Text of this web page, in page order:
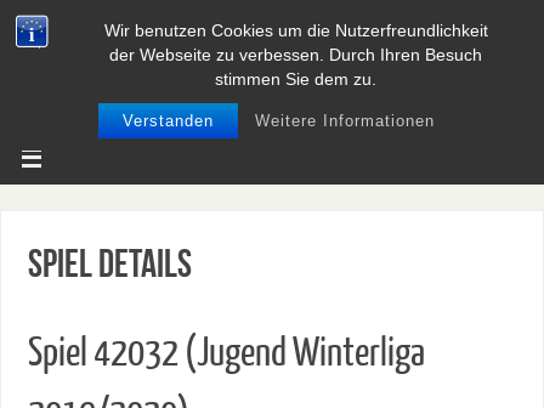
Wir benutzen Cookies um die Nutzerfreundlichkeit
der Webseite zu verbessen. Durch Ihren Besuch
stimmen Sie dem zu.
Verstanden Weitere Informationen
BASEBALL UND SOFTBALL IN
NIEDERSACHSEN
Spiel Details
Spiel 42032 (Jugend Winterliga